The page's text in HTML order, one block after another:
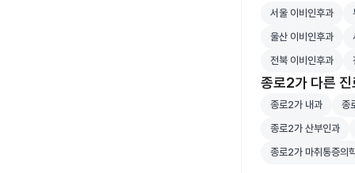
서울 이비인후과
서울 이비인후과
울산 이비인후과
울산 이비인후과
전북 이비인후과
전북 이비인후과
종로2가 다른 진
종로2가 내과 병
종로2가 내과 종
종
종로2가 산부인과
종로2가 산부인과
종로2가 마취통
종로2가 마취통증의